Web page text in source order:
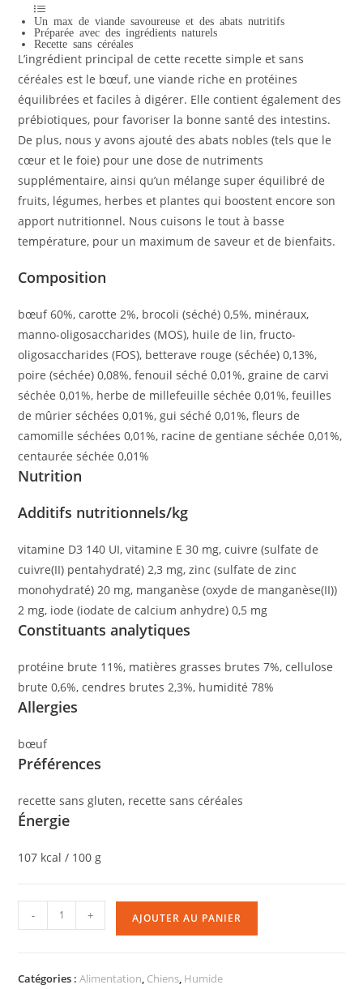
Un max de viande savoureuse et des abats nutritifs
Préparée avec des ingrédients naturels
Recette sans céréales
L’ingrédient principal de cette recette simple et sans
céréales est le bœuf, une viande riche en protéines
équilibrées et faciles à digérer. Elle contient également des
prébiotiques, pour favoriser la bonne santé des intestins.
De plus, nous y avons ajouté des abats nobles (tels que le
cœur et le foie) pour une dose de nutriments
supplémentaire, ainsi qu’un mélange super équilibré de
fruits, légumes, herbes et plantes qui boostent encore son
apport nutritionnel. Nous cuisons le tout à basse
température, pour un maximum de saveur et de bienfaits.
Composition
bœuf 60%, carotte 2%, brocoli (séché) 0,5%, minéraux,
manno-oligosaccharides (MOS), huile de lin, fructo-
oligosaccharides (FOS), betterave rouge (séchée) 0,13%,
poire (séchée) 0,08%, fenouil séché 0,01%, graine de carvi
séchée 0,01%, herbe de millefeuille séchée 0,01%, feuilles
de mûrier séchées 0,01%, gui séché 0,01%, fleurs de
camomille séchées 0,01%, racine de gentiane séchée 0,01%,
centaurée séchée 0,01%
Nutrition
Additifs nutritionnels/kg
vitamine D3 140 UI, vitamine E 30 mg, cuivre (sulfate de
cuivre(II) pentahydraté) 2,3 mg, zinc (sulfate de zinc
monohydraté) 20 mg, manganèse (oxyde de manganèse(II))
2 mg, iode (iodate de calcium anhydre) 0,5 mg
Constituants analytiques
protéine brute 11%, matières grasses brutes 7%, cellulose
brute 0,6%, cendres brutes 2,3%, humidité 78%
Allergies
bœuf
Préférences
recette sans gluten, recette sans céréales
Énergie
107 kcal / 100 g
- + AJOUTER AU PANIER
Catégories :Alimentation Chiens Humide